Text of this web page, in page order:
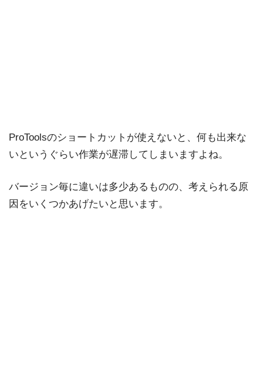
ProToolsのショートカットが使えないと、何も出来な
いというぐらい作業が遅滞してしまいますよね。
バージョン毎に違いは多少あるものの、考えられる原
因をいくつかあげたいと思います。